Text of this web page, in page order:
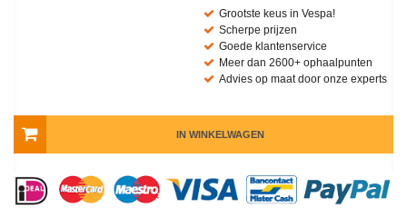
Grootste keus in Vespa!
Scherpe prijzen
Goede klantenservice
Meer dan 2600+ ophaalpunten
Advies op maat door onze experts
IN WINKELWAGEN